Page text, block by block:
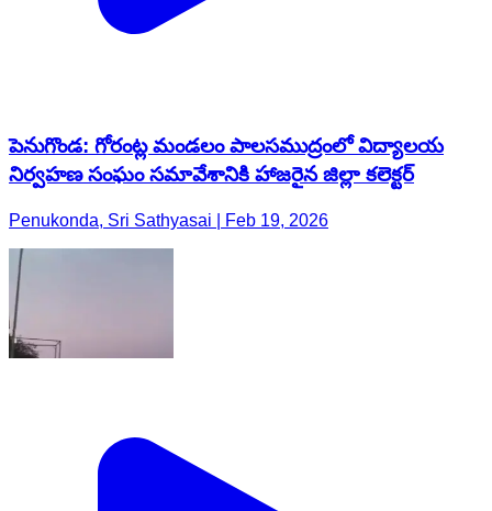
పెనుగొండ: గోరంట్ల మండలం పాలసముద్రంలో విద్యాలయ
నిర్వహణ సంఘం సమావేశానికి హాజరైన జిల్లా కలెక్టర్
Penukonda, Sri Sathyasai | Feb 19, 2026